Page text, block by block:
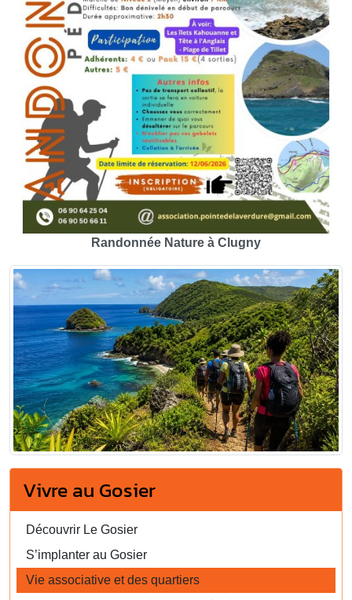
Randonnée Nature à Clugny
Vivre au Gosier
Découvrir Le Gosier
S’implanter au Gosier
Vie associative et des quartiers